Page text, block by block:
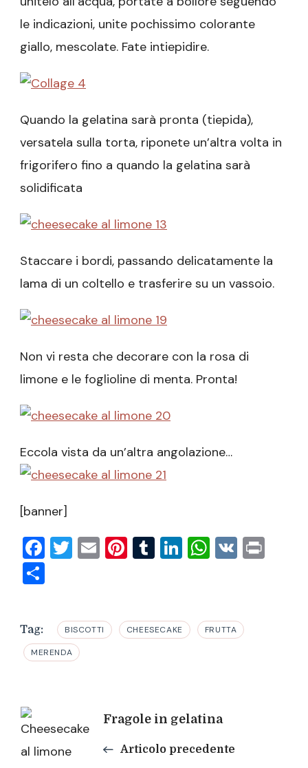
le indicazioni, unite pochissimo colorante
giallo, mescolate. Fate intiepidire.
Quando la gelatina sarà pronta (tiepida),
versatela sulla torta, riponete un’altra volta in
frigorifero fino a quando la gelatina sarà
solidificata
Staccare i bordi, passando delicatamente la
lama di un coltello e trasferire su un vassoio.
Non vi resta che decorare con la rosa di
limone e le foglioline di menta. Pronta!
Eccola vista da un’altra angolazione…
[banner]
Facebook
Twitter
EmailPinterest
Tumblr
LinkedIn
VK
Tag: BISCOTTI CHEESECAKE FRUTTA
MERENDA
Navigazione
articoli
Fragole in gelatina
Articolo precedente